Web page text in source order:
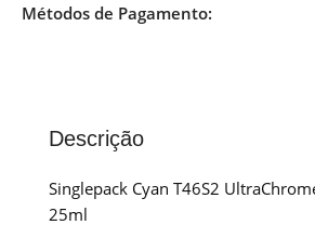
Métodos de Pagamento:
Descrição
Singlepack Cyan T46S2
25ml